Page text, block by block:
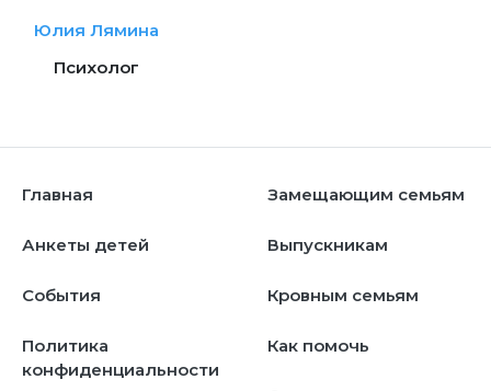
Юлия Лямина
Психолог
Главная
Анкеты детей
События
Политика
конфиденциальности
Замещающим семьям
Выпускникам
Кровным семьям
Как помочь